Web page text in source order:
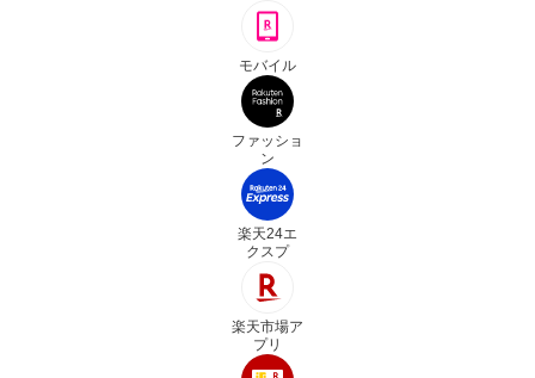
モバイル
ファッショ
ン
楽天24エ
クスプ
楽天市場ア
プリ